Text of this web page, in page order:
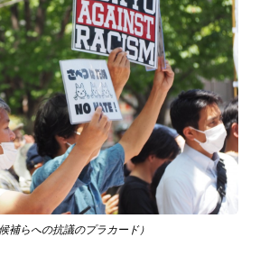
候補らへの抗議のプラカード）